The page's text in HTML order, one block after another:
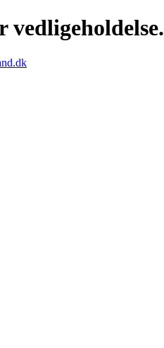
vedligeholdelse.